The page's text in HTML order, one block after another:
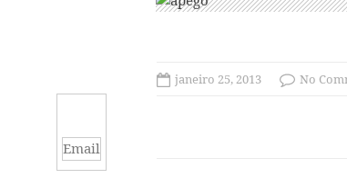
janeiro 25, 2013 No
Email